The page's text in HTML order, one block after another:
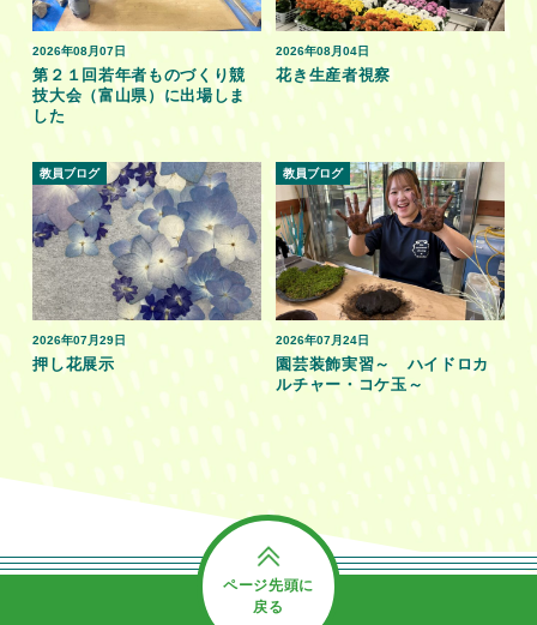
2026年08月07日
第２１回若年者ものづくり競
技大会（富山県）に出場しま
した
2026年08月04日
花き生産者視察
2026年07月29日
教員ブログ
押し花展示
2026年07月24日
教員ブログ
園芸装飾実習～ ハイドロカ
ルチャー・コケ玉～
ページ先頭に
戻る